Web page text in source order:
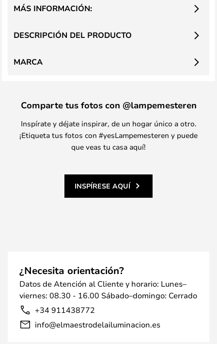
DESCRIPCIÓN DEL PRODUCTO
MÁS INFORMACIÓN:
MARCA
Comparte tus fotos con @lampemesteren
Inspírate y déjate inspirar, de un hogar único a otro.
¡Etiqueta tus fotos con #yesLampemesteren y puede
que veas tu casa aquí!
INSPÍRESE AQUÍ
¿Necesita orientación?
Datos de Atención al Cliente y horario: Lunes–
viernes: 08.30 - 16.00 Sábado–domingo: Cerrado
+34 911438772
info@elmaestrodelailuminacion.es